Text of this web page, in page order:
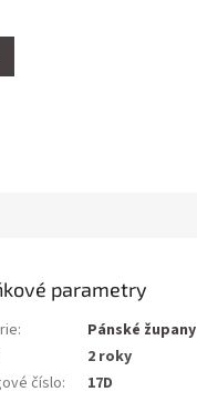
parametry
:
Pánské župany
2 roky
číslo: 17D